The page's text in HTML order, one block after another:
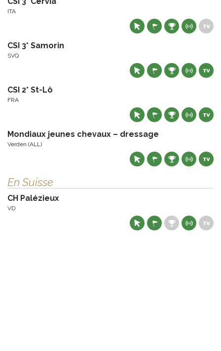
ITA
CSI 3* Samorin
SVQ
CSI 2* St-Lô
FRA
Mondiaux jeunes chevaux – dressage
Verden (ALL)
En Suisse
CH Palézieux
VD